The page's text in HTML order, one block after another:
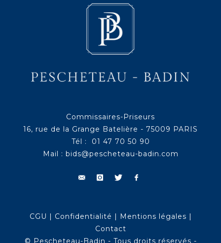
Commissaires-Priseurs
16, rue de la Grange Batelière - 75009 PARIS
Tél : 01 47 70 50 90
Mail : bids@pescheteau-badin.com
CGU | Confidentialité | Mentions légales |
Contact
© Pescheteau-Badin - Tous droits réservés -